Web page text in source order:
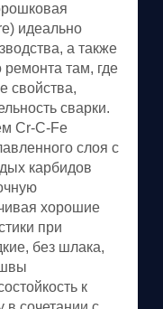
идеально
а также
там, где
свойства,
сварки.
Cr-C-Fe
слоя с
карбидов
хорошие
при
без шлака,
к